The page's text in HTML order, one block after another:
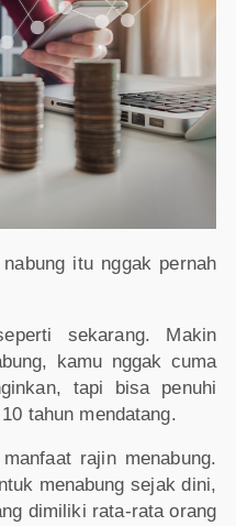
itu nggak pernah
sekarang. Makin
kamu nggak cuma
tapi bisa penuhi
tahun mendatang.
rajin menabung.
menabung sejak dini,
dimiliki rata-rata orang